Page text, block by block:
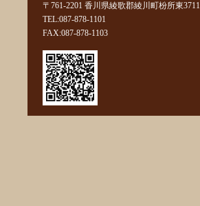
2022年7月
2022年6月
2022年4月
2022年3月
2022年2月
2022年1月
2021年11月
2021年10月
2021年9月
〒761-2201 香川県綾歌郡綾川町枌所東3711
TEL:087-878-1101
FAX:087-878-1103